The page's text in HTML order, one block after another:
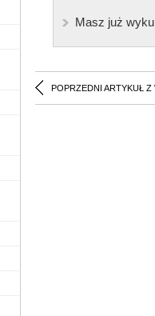
Masz już
POPRZEDNI ARTYKUŁ Z